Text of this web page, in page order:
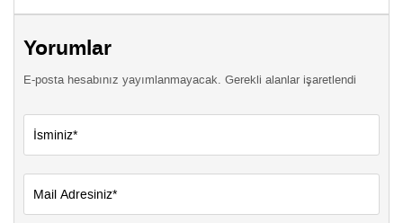
Yorumlar
E-posta hesabınız yayımlanmayacak. Gerekli alanlar işaretlendi